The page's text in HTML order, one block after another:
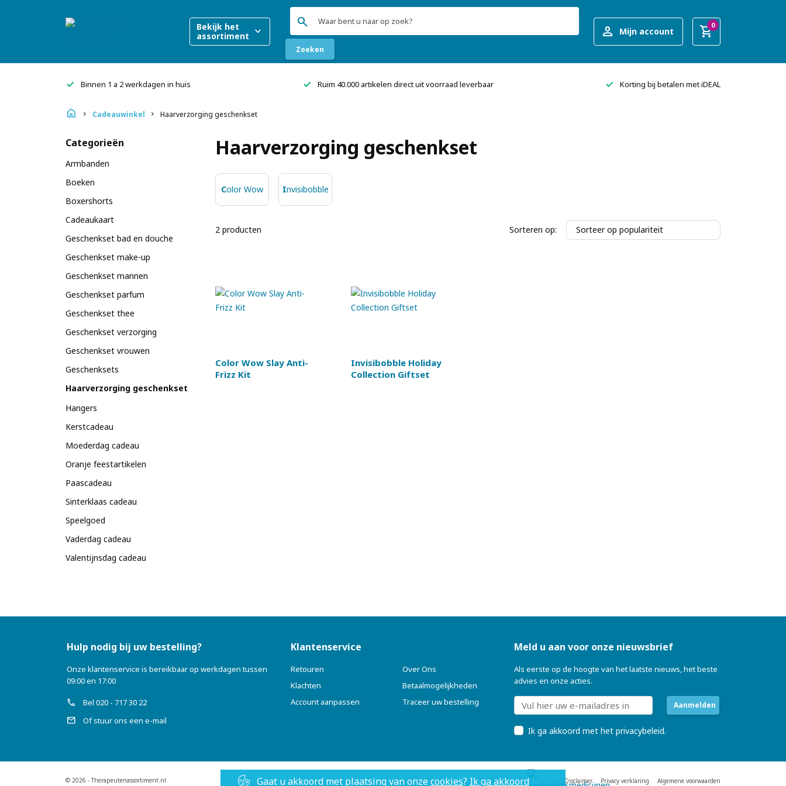
Bekijk het
assortiment expand_more
search
Zoeken
person Mijn account shopping_cart0
done Binnen 1 a 2 werkdagen in huis done Ruim 40.000 artikelen direct uit voorraad leverbaar done Korting bij betalen met iDEAL
home chevron_right Cadeauwinkel chevron_right Haarverzorging geschenkset
Haarverzorging geschenkset
Color Wow Invisibobble
2 producten Sorteren op:
Color Wow Slay Anti-
Frizz Kit
Invisibobble Holiday
Collection Giftset
Categorieën
Armbanden
Boeken
Boxershorts
Cadeaukaart
Geschenkset bad en douche
Geschenkset make-up
Geschenkset mannen
Geschenkset parfum
Geschenkset thee
Geschenkset verzorging
Geschenkset vrouwen
Geschenksets
Haarverzorging geschenkset
Hangers
Kerstcadeau
Moederdag cadeau
Oranje feestartikelen
Paascadeau
Sinterklaas cadeau
Speelgoed
Vaderdag cadeau
Valentijnsdag cadeau
Hulp nodig bij uw bestelling?
Onze klantenservice is bereikbaar op werkdagen tussen
09:00 en 17:00
call Bel 020 - 717 30 22
mail Of stuur ons een e-mail
Klantenservice
Retouren
Over Ons
Klachten
Betaalmogelijkheden
Account aanpassen
Traceer uw bestelling
Meld u aan voor onze nieuwsbrief
Als eerste op de hoogte van het laatste nieuws, het beste
advies en onze acties.
Aanmelden
Ik ga akkoord met het privacybeleid.
Disclaimer Privacy verklaring Algemene voorwaarden
© 2026 - Therapeutenassortiment.nl Gaat u akkoord met plaatsing van onzecookies? Ik ga akkoord